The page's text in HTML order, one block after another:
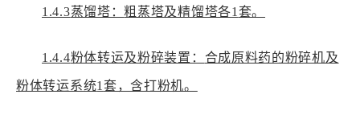
1.4.3蒸馏塔：粗蒸塔及精馏塔各1 套。
1.4.4粉体转运及粉碎装置： 合成原料药的粉碎机及
粉体转运系统1 套，含打粉机。